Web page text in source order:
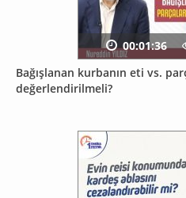
Bağışlanan kurbanın eti vs.
değerlendirilmeli?
00:01:36